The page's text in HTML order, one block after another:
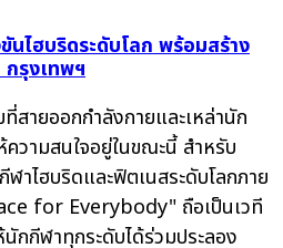
นไฮบริดระดับโลก พร้อมสร้าง
รุงเทพฯ
ที่สายออกกำลังกายและเหล่านัก
วามสนใจอยู่ในขณะนี้ สำหรับ
าไฮบริดและฟิตเนสระดับโลกภาย
for Everybody" ถือเป็นเวที
กกีฬาทุกระดับได้ร่วมประลอง